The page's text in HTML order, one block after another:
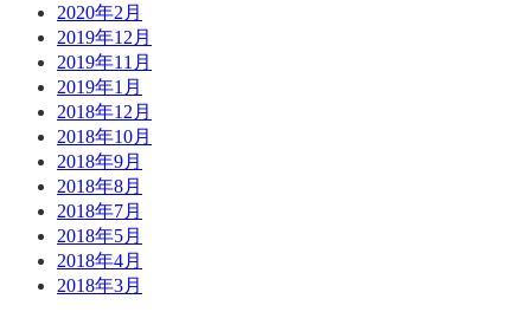
2020年2月
2019年12月
2019年11月
2019年1月
2018年12月
2018年10月
2018年9月
2018年8月
2018年7月
2018年5月
2018年4月
2018年3月